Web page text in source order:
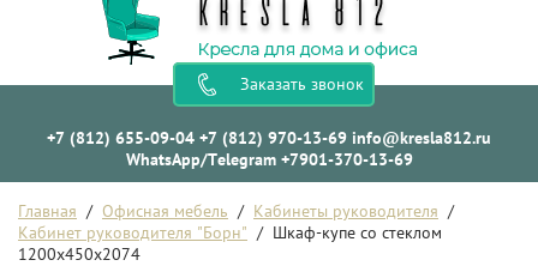
Заказать звонок
+7 (812) 655-09-04 +7 (812) 970-13-69 info@kresla812.ru
WhatsApp/Telegram +7901-370-13-69
Главная
  /
Офисная мебель
  /
Кабинеты руководителя
  /
Кабинет руководителя "Борн"
  /  Шкаф-купе со стеклом
1200x450x2074